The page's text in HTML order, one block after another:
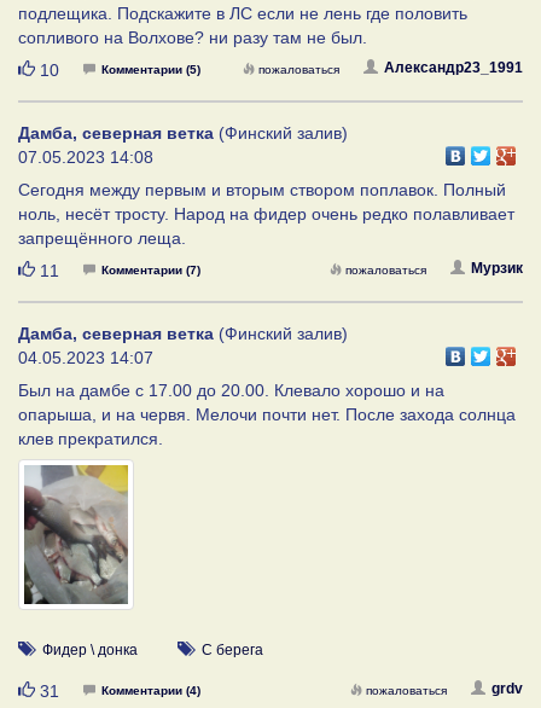
подлещика. Подскажите в ЛС если не лень где половить
сопливого на Волхове? ни разу там не был.
Нравится
10 Комментарии (5) Александр23_1991
пожаловаться
Дамба, северная ветка (Финский залив)
07.05.2023 14:08
Сегодня между первым и вторым створом поплавок. Полный
ноль, несёт тросту. Народ на фидер очень редко полавливает
запрещённого леща.
Нравится
11 Комментарии (7) Мурзик
пожаловаться
Дамба, северная ветка (Финский залив)
04.05.2023 14:07
Был на дамбе с 17.00 до 20.00. Клевало хорошо и на
опарыша, и на червя. Мелочи почти нет. После захода солнца
клев прекратился.
Фидер \ донка С берега
Нравится
31 Комментарии (4) grdv
пожаловаться